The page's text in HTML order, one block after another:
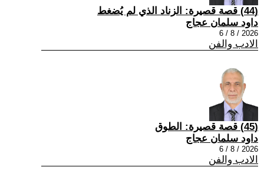
(44) قصة قصيرة: الزناد الذي لم يُضغط
داود سلمان عجاج
2026 / 8 / 6
الادب والفن
(45) قصة قصيرة: الطوق
داود سلمان عجاج
2026 / 8 / 6
الادب والفن